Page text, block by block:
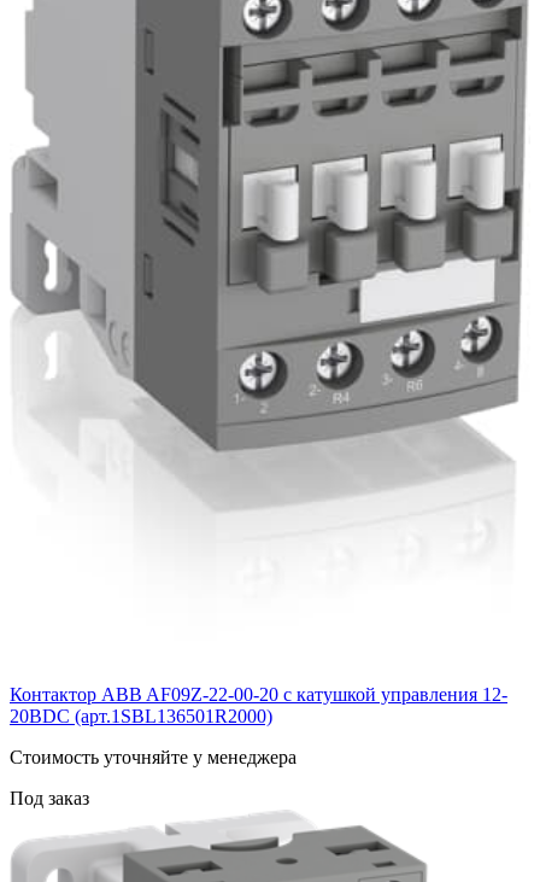
Контактор ABB AF09Z-22-00-20 с катушкой управления 12-
20BDC (арт.1SBL136501R2000)
Cтоимость уточняйте у менеджера
Под заказ